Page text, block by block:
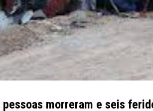
pessoas morreram e seis